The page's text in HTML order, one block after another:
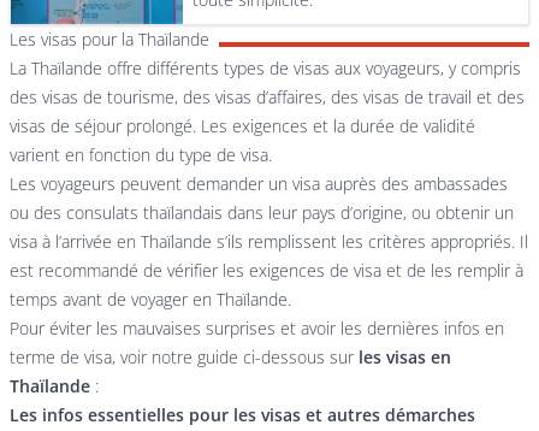
Les visas pour la Thaïlande
La Thaïlande offre différents types de visas aux voyageurs, y compris
des visas de tourisme, des visas d’affaires, des visas de travail et des
visas de séjour prolongé. Les exigences et la durée de validité
varient en fonction du type de visa.
Les voyageurs peuvent demander un visa auprès des ambassades
ou des consulats thaïlandais dans leur pays d’origine, ou obtenir un
visa à l’arrivée en Thaïlande s’ils remplissent les critères appropriés. Il
est recommandé de vérifier les exigences de visa et de les remplir à
temps avant de voyager en Thaïlande.
Pour éviter les mauvaises surprises et avoir les dernières infos en
terme de visa, voir notre guide ci-dessous sur les visas en
Thaïlande :
Les infos essentielles pour les visas et autres démarches